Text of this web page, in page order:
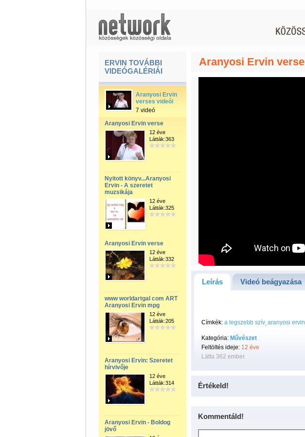
ERVIN TOVÁBBI
VIDEÓGALÉRIÁI
Aranyosi Ervin
verses videói
7 videó
Aranyosi Ervin verse
12 éve
Látták:363
Nyitott könyv...Aranyosi
Ervin - A szeretet
muzsikája
12 éve
Látták:325
Aranyosi Ervin verse
12 éve
Látták:332
www worldartgal com ART
Aranyosi Ervin mpg
12 éve
Látták:205
Aranyosi Ervin: Szeretet
hírvivője
12 éve
Látták:314
Aranyosi Ervin - Boldog
jövő
Aranyosi Ervin verse
Leírás Videó beágyazása
Címkék: a legszebb szív aranyosi ervin
Kategória: Művészet
Feltöltés ideje: 12 éve
Látta 362 ember.
Értékeld!
Kommentáld!